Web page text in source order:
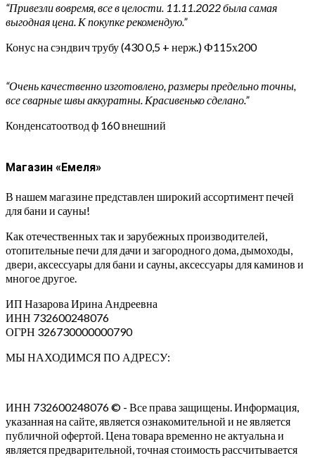
“Привезли вовремя, все в целости. 11.11.2022 была самая
выгодная цена. К покупке рекомендую.”
Конус на сэндвич трубу (430 0,5 + нерж.) Ф115х200
“Очень качественно изготовлено, размеры предельно точны,
все сварные швы аккуратны. Красивенько сделано.”
Конденсатоотвод ф 160 внешний
Магазин «Емеля»
В нашем магазине представлен широкий ассортимент печей
для бани и сауны!
Как отечественных так и зарубежных производителей,
отопительные печи для дачи и загородного дома, дымоходы,
двери, аксессуары для бани и сауны, аксессуары для каминов и
многое другое.
ИП Назарова Ирина Андреевна⁠
ИНН 732600248076
ОГРН 326730000000790
МЫ НАХОДИМСЯ ПО АДРЕСУ:
ИНН 732600248076 © - Все права защищены. Информация,
указанная на сайте, является ознакомительной и не является
публичной офертой. Цена товара временно не актуальна и
является предварительной, точная стоимость рассчитывается